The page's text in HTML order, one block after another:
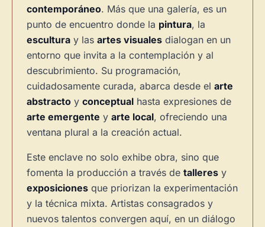
contemporáneo. Más que una galería, es un
punto de encuentro donde la pintura, la
escultura y las artes visuales dialogan en un
entorno que invita a la contemplación y al
descubrimiento. Su programación,
cuidadosamente curada, abarca desde el arte
abstracto y conceptual hasta expresiones de
arte emergente y arte local, ofreciendo una
ventana plural a la creación actual.
Este enclave no solo exhibe obra, sino que
fomenta la producción a través de talleres y
exposiciones que priorizan la experimentación
y la técnica mixta. Artistas consagrados y
nuevos talentos convergen aquí, en un diálogo